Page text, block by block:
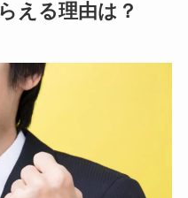
える理由は？